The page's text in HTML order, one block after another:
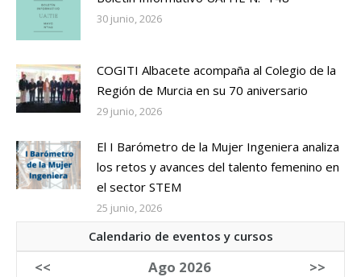
30 junio, 2026
COGITI Albacete acompaña al Colegio de la
Región de Murcia en su 70 aniversario
29 junio, 2026
El I Barómetro de la Mujer Ingeniera analiza
los retos y avances del talento femenino en
el sector STEM
25 junio, 2026
Calendario de eventos y cursos
<< Ago 2026 >>